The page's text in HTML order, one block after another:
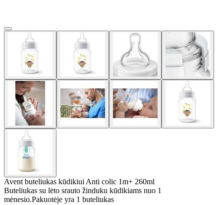
Avent buteliukas kūdikiui Anti colic 1m+ 260ml
Buteliukas su lėto srauto žinduku kūdikiams nuo 1
mėnesio.Pakuotėje yra 1 buteliukas